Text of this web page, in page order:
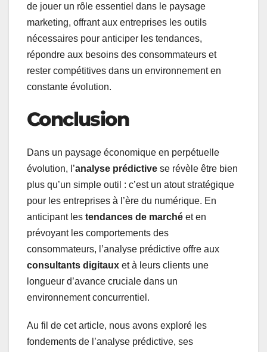
de jouer un rôle essentiel dans le paysage
marketing, offrant aux entreprises les outils
nécessaires pour anticiper les tendances,
répondre aux besoins des consommateurs et
rester compétitives dans un environnement en
constante évolution.
Conclusion
Dans un paysage économique en perpétuelle
évolution, l’analyse prédictive se révèle être bien
plus qu’un simple outil : c’est un atout stratégique
pour les entreprises à l’ère du numérique. En
anticipant les tendances de marché et en
prévoyant les comportements des
consommateurs, l’analyse prédictive offre aux
consultants digitaux et à leurs clients une
longueur d’avance cruciale dans un
environnement concurrentiel.
Au fil de cet article, nous avons exploré les
fondements de l’analyse prédictive, ses